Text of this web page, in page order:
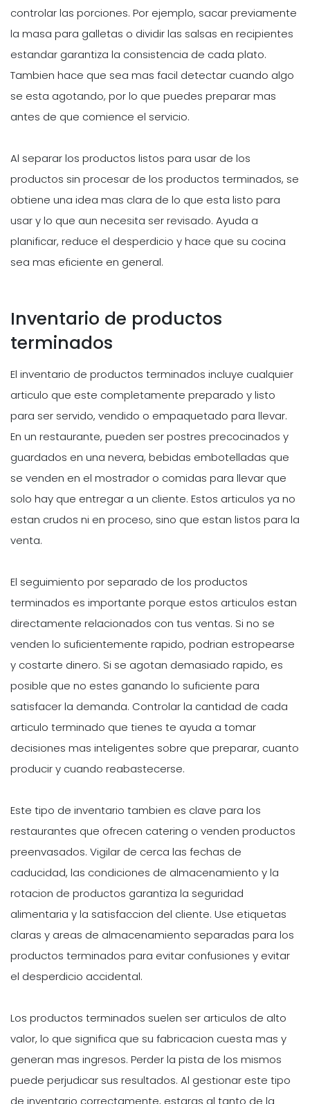
controlar las porciones. Por ejemplo, sacar previamente
la masa para galletas o dividir las salsas en recipientes
estandar garantiza la consistencia de cada plato.
Tambien hace que sea mas facil detectar cuando algo
se esta agotando, por lo que puedes preparar mas
antes de que comience el servicio.
Al separar los productos listos para usar de los
productos sin procesar de los productos terminados, se
obtiene una idea mas clara de lo que esta listo para
usar y lo que aun necesita ser revisado. Ayuda a
planificar, reduce el desperdicio y hace que su cocina
sea mas eficiente en general.
Inventario de productos
terminados
El inventario de productos terminados incluye cualquier
articulo que este completamente preparado y listo
para ser servido, vendido o empaquetado para llevar.
En un restaurante, pueden ser postres precocinados y
guardados en una nevera, bebidas embotelladas que
se venden en el mostrador o comidas para llevar que
solo hay que entregar a un cliente. Estos articulos ya no
estan crudos ni en proceso, sino que estan listos para la
venta.
El seguimiento por separado de los productos
terminados es importante porque estos articulos estan
directamente relacionados con tus ventas. Si no se
venden lo suficientemente rapido, podrian estropearse
y costarte dinero. Si se agotan demasiado rapido, es
posible que no estes ganando lo suficiente para
satisfacer la demanda. Controlar la cantidad de cada
articulo terminado que tienes te ayuda a tomar
decisiones mas inteligentes sobre que preparar, cuanto
producir y cuando reabastecerse.
Este tipo de inventario tambien es clave para los
restaurantes que ofrecen catering o venden productos
preenvasados. Vigilar de cerca las fechas de
caducidad, las condiciones de almacenamiento y la
rotacion de productos garantiza la seguridad
alimentaria y la satisfaccion del cliente. Use etiquetas
claras y areas de almacenamiento separadas para los
productos terminados para evitar confusiones y evitar
el desperdicio accidental.
Los productos terminados suelen ser articulos de alto
valor, lo que significa que su fabricacion cuesta mas y
generan mas ingresos. Perder la pista de los mismos
puede perjudicar sus resultados. Al gestionar este tipo
de inventario correctamente, estaras al tanto de la